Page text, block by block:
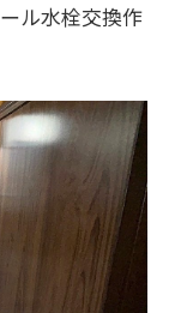
ル水栓交換作